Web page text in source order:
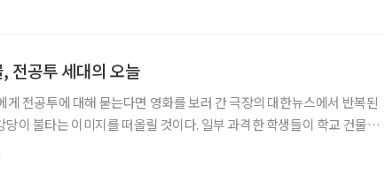
전공투 세대의 오늘
게 전공투에 대해 묻는다면 영화를 보러 간 극장의 대한뉴스에서 반복된
당이 불타는 이미지를 떠올릴 것이다. 일부 과격한 학생들이 학교 건물을